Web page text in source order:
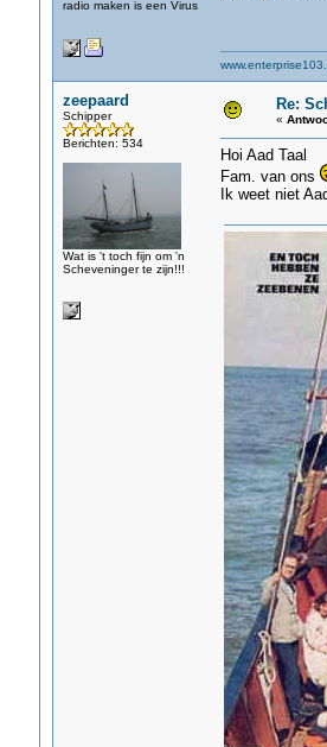
radio maken is een Virus
zeepaard
Schipper
Berichten: 534
Wat is 't toch fijn om 'n
Scheveninger te zijn!!!
Re:
«
Hoi Aad Taal
Fam. van ons
Ik weet niet